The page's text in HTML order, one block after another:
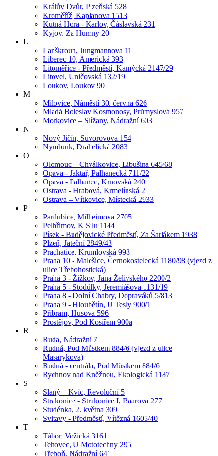
Králův Dvůr, Plzeňská 528
Kroměříž, Kaplanova 1513
Kutná Hora - Karlov, Čáslavská 231
Kyjov, Za Humny 20
L
Lanškroun, Jungmannova 11
Liberec 10, Americká 393
Litoměřice - Předměstí, Kamýcká 2147/29
Litovel, Uničovská 132/19
Loukov, Loukov 90
M
Milovice, Náměstí 30. června 626
Mladá Boleslav Kosmonosy, Průmyslová 957
Morkovice – Slížany, Nádražní 603
N
Nový Jičín, Suvorovova 154
Nymburk, Drahelická 2083
O
Olomouc – Chválkovice, Libušina 645/68
Opava - Jaktař, Palhanecká 711/22
Opava - Palhanec, Krnovská 240
Ostrava - Hrabová, Krmelínská 2
Ostrava – Vítkovice, Místecká 2933
P
Pardubice, Milheimova 2705
Pelhřimov, K Silu 1144
Písek - Budějovické Předměstí, Za Šarlákem 1938
Plzeň, Jateční 2849/43
Prachatice, Krumlovská 998
Praha 10 - Malešice, Černokostelecká 1180/98 (vjezd z
ulice Třebohostická)
Praha 3 - Žižkov, Jana Želivského 2200/2
Praha 5 - Stodůlky, Jeremiášova 1131/19
Praha 8 - Dolní Chabry, Dopraváků 5/813
Praha 9 - Hloubětín, U Tesly 900/1
Příbram, Husova 596
Prostějov, Pod Kosířem 900a
R
Ruda, Nádražní 7
Rudná, Pod Můstkem 884/6 (vjezd z ulice
Masarykova)
Rudná - centrála, Pod Můstkem 884/6
Rychnov nad Kněžnou, Ekologická 1187
S
Slaný – Kvíc, Revoluční 5
Strakonice - Strakonice I, Baarova 277
Studénka, 2. května 309
Svitavy - Předměstí, Vítězná 1605/40
T
Tábor, Vožická 3161
Tehovec, U Mototechny 295
Třeboň, Nádražní 641